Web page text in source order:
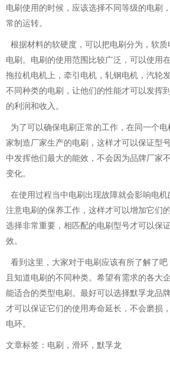
电刷使用的时候，应该选择不同等级的电刷
常的运转。
根据材料的软硬度，可以把电刷分为，软
电刷。电刷的使用范围比较广泛，可以使用
拖拉机电机上，牵引电机，轧钢电机，汽轮
不同种类的电刷，让他们的性能才可以发挥
的利润和收入。
为了可以确保电刷正常的工作，在同一个
家制造厂家生产的电刷，这样才可以保证型
中发挥他们最大的能效，不会因为品牌厂家
变化。
在使用过程当中电刷出现故障就会影响电
注意电刷的保养工作，这样才可以增加它们
选择非常重要，相匹配的电刷型号才可以保
效。
看到这里，大家对于电刷应该有所了解了
且知道电刷的不同种类。希望有需求的各大
能适合的类型电刷。最好可以选择默孚龙品
才可以保证它们的使用寿命延长，不会磨损
电环。
文章标签：电刷，滑环，默孚龙